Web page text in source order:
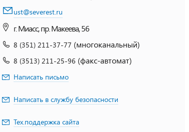
ust@severest.ru
г. Миасс, пр. Макеева, 56
8 (351) 211-37-77 (многоканальный)
8 (3513) 211-25-96 (факс-автомат)
Написать письмо
Написать в службу безопасности
Тех.поддержка сайта